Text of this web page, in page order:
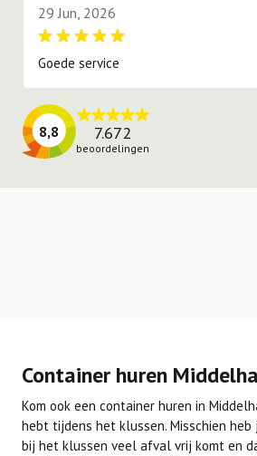
29 Jun, 2026
Goede service
8,8 7.672
beoordelingen
Container huren
Kom ook een container huren in
hebt tijdens het klussen. Misschien
bij het klussen veel afval vrij komt en